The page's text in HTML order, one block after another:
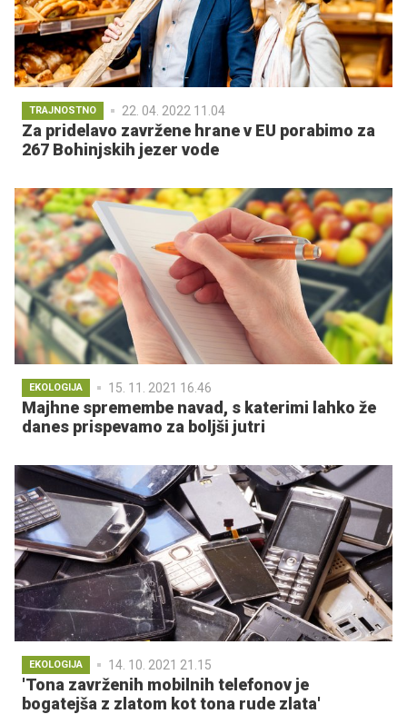
TRAJNOSTNO 22. 04. 2022 11.04
Za pridelavo zavržene hrane v EU porabimo za
267 Bohinjskih jezer vode
EKOLOGIJA 15. 11. 2021 16.46
Majhne spremembe navad, s katerimi lahko že
danes prispevamo za boljši jutri
EKOLOGIJA 14. 10. 2021 21.15
'Tona zavrženih mobilnih telefonov je
bogatejša z zlatom kot tona rude zlata'